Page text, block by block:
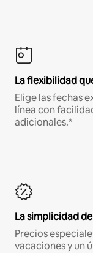
La flexibilidad
Elige las fechas
línea con
adicionales.*
La simplicidad
Precios
vacaciones y un